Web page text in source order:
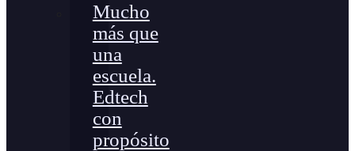
Mucho
más que
una
escuela.
Edtech
con
propósito